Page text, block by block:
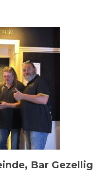
Bar Gezellig